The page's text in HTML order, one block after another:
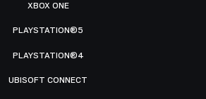
XBOX ONE
PLAYSTATION®5
PLAYSTATION®4
UBISOFT CONNECT